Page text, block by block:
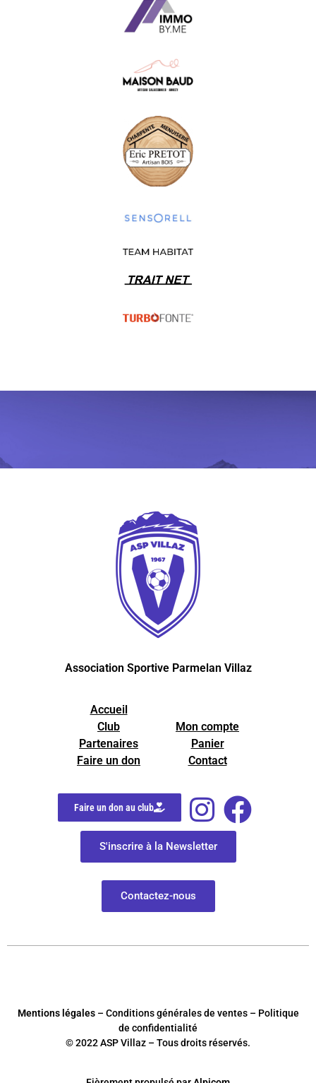
Association Sportive Parmelan Villaz
Accueil
Club
Partenaires
Faire un don
Mon compte
Panier
Contact
Faire un don au club
S'inscrire à la Newsletter
Contactez-nous
Mentions légales– Conditions générales de ventes – Politique
de confidentialité
© 2022 ASP Villaz – Tous droits réservés.